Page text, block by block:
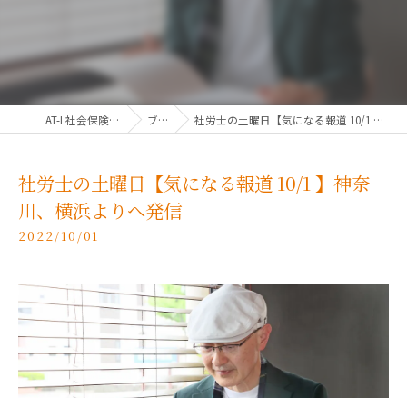
AT-L社会保険労務士法人 ブログ 社労士の土曜日【気になる報道 10/1 】神奈川、横浜よりへ発信
社労士の土曜日【気になる報道 10/1 】神奈
川、横浜よりへ発信
2022/10/01